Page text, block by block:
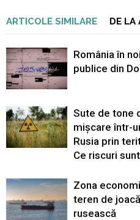
ARTICOLE SIMILARE DE LA
România în
publice din
Sute de tone
mișcare într-
Rusia prin
Ce riscuri
Zona
teren de
rusească